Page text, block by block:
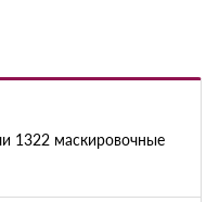
1322 маскировочные